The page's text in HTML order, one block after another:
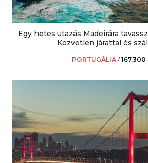
Egy hetes utazás Madeirára
Közvetlen járattal és
PORTUGÁLIA /167.300